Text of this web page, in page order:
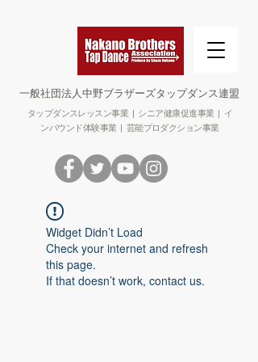
タップダンスレッスン事業 | シニア健康促進事業 | イ
ンバウンド体験事業 | 芸能プロダクション事業
​一般社団法人中野ブラザーズタップダンス連盟
Widget Didn’t Load
Check your internet and refresh
this page.
If that doesn’t work, contact us.